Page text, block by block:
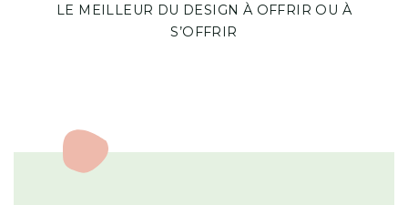
LE MEILLEUR DU DESIGN À OFFRIR OU À
S’OFFRIR